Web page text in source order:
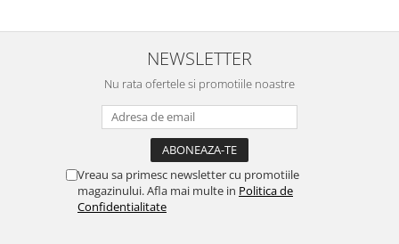
NEWSLETTER
Nu rata ofertele si promotiile noastre
Vreau sa primesc newsletter cu promotiile
magazinului. Afla mai multe in Politica de
Confidentialitate